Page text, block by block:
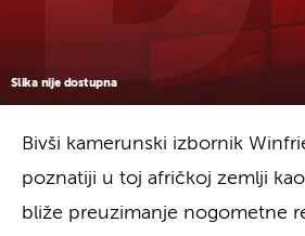
Slika nije dostupna
Bivši kamerunski izbornik
poznatiji u toj afričkoj zemlji
bliže preuzimanje nogometne